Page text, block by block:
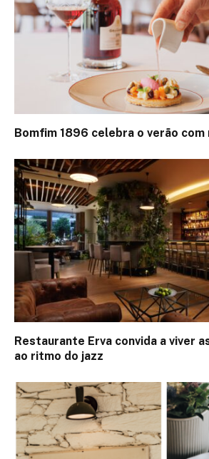
Bomfim 1896 celebra o verão com
Restaurante Erva convida a viver
ao ritmo do jazz